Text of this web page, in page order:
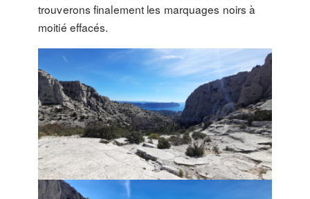
trouverons finalement les marquages noirs à
moitié effacés.